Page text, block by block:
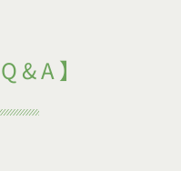
】